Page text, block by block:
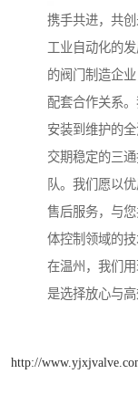
携手共进，共
工业自动化的
的阀门制造企
配套合作关系
安装到维护的
交期稳定的三
队。我们愿以
售后服务，与
体控制领域的技
在温州，我们
是选择放心与高
http://